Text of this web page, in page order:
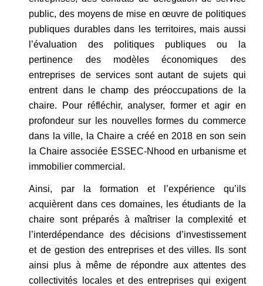
public, des moyens de mise en œuvre de politiques
publiques durables dans les territoires, mais aussi
l’évaluation des politiques publiques ou la
pertinence des modèles économiques des
entreprises de services sont autant de sujets qui
entrent dans le champ des préoccupations de la
chaire. Pour réfléchir, analyser, former et agir en
profondeur sur les nouvelles formes du commerce
dans la ville, la Chaire a créé en 2018 en son sein
la Chaire associée ESSEC-Nhood en urbanisme et
immobilier commercial.
Ainsi, par la formation et l’expérience qu’ils
acquièrent dans ces domaines, les étudiants de la
chaire sont préparés à maîtriser la complexité et
l’interdépendance des décisions d’investissement
et de gestion des entreprises et des villes. Ils sont
ainsi plus à même de répondre aux attentes des
collectivités locales et des entreprises qui exigent